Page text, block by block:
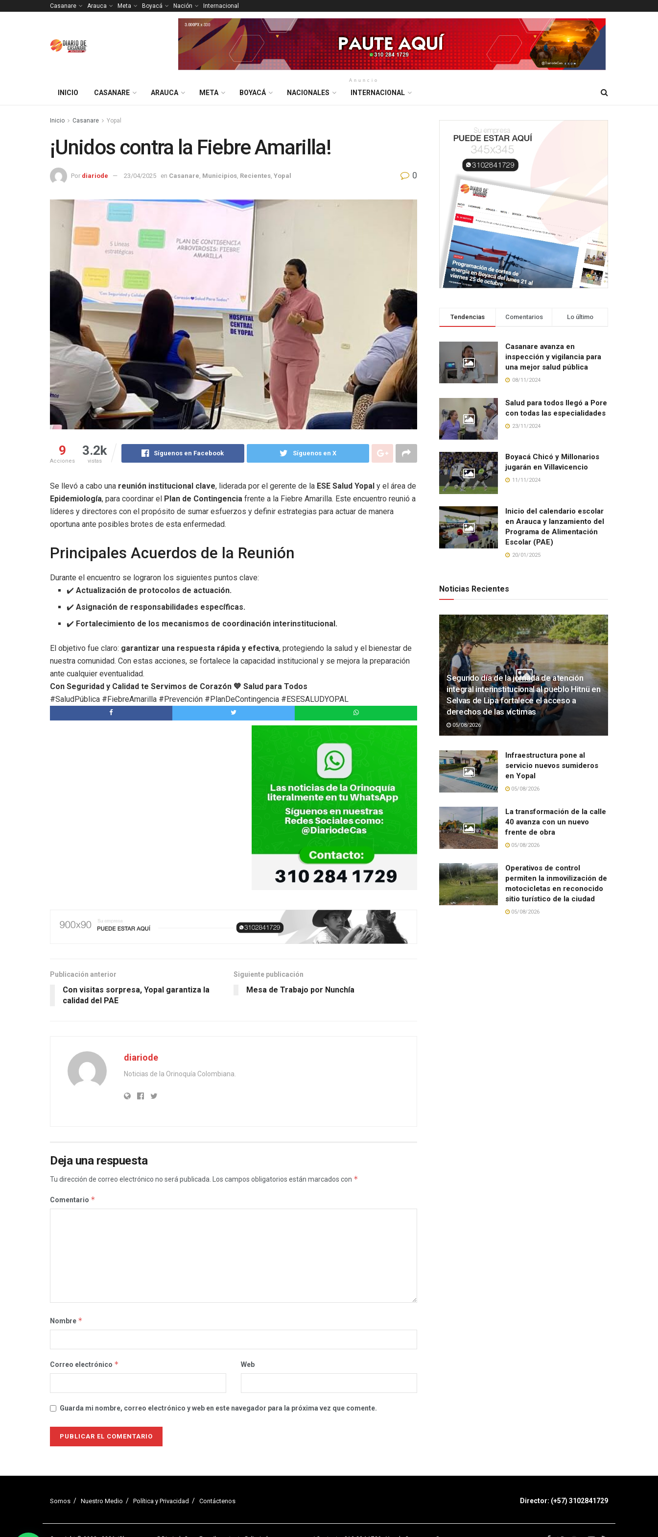
Casanare Arauca Meta Boyacá Nación Internacional
Anuncio
INICIO CASANARE ARAUCA META BOYACÁ NACIONALES INTERNACIONAL
Inicio Casanare Yopal
¡Unidos contra la Fiebre Amarilla!
Por diariode 23/04/2025 en Casanare Municipios Recientes Yopal 0
9
Acciones
3.2k
vistas
Síguenos en Facebook Síguenos en X
Se llevó a cabo una reunión institucional clave, liderada por el gerente de la ESE Salud Yopal y el área de
Epidemiología, para coordinar el Plan de Contingencia frente a la Fiebre Amarilla. Este encuentro reunió a
líderes y directores con el propósito de sumar esfuerzos y definir estrategias para actuar de manera
oportuna ante posibles brotes de esta enfermedad.
Principales Acuerdos de la Reunión
Durante el encuentro se lograron los siguientes puntos clave:
✔️Actualización de protocolos de actuación.
✔️Asignación de responsabilidades específicas.
✔️ Fortalecimiento de los mecanismos de coordinación interinstitucional.
El objetivo fue claro: garantizar una respuesta rápida y efectiva, protegiendo la salud y el bienestar de
nuestra comunidad. Con estas acciones, se fortalece la capacidad institucional y se mejora la preparación
ante cualquier eventualidad.
Con Seguridad y Calidad te Servimos de Corazón 💙 Salud para Todos
#SaludPública #FiebreAmarilla #Prevención #PlanDeContingencia #ESESALUDYOPAL
Publicación anterior
Con visitas sorpresa, Yopal garantiza la
calidad del PAE
Siguiente publicación
Mesa de Trabajo por Nunchía
diariode
Noticias de la Orinoquía Colombiana.
Deja una respuesta
Tu dirección de correo electrónico no será publicada. Los campos obligatorios están marcados con *
Comentario *
Nombre *
Correo electrónico * Web
Guarda mi nombre, correo electrónico y web en este navegador para la próxima vez que comente.
Tendencias Comentarios Lo último
Casanare avanza en
inspección y vigilancia para
una mejor salud pública
08/11/2024
Salud para todos llegó a Pore
con todas las especialidades
23/11/2024
Boyacá Chicó y Millonarios
jugarán en Villavicencio
11/11/2024
Inicio del calendario escolar
en Arauca y lanzamiento del
Programa de Alimentación
Escolar (PAE)
20/01/2025
Noticias Recientes
Segundo día de la jornada de atención
integral interinstitucional al pueblo Hitnü en
Selvas de Lipa fortalece el acceso a
derechos de las víctimas
05/08/2026
Infraestructura pone al
servicio nuevos sumideros
en Yopal
05/08/2026
La transformación de la calle
40 avanza con un nuevo
frente de obra
05/08/2026
Operativos de control
permiten la inmovilización de
motocicletas en reconocido
sitio turístico de la ciudad
05/08/2026
Somos Nuestro Medio Política y Privacidad Contáctenos Director: (+57) 3102841729